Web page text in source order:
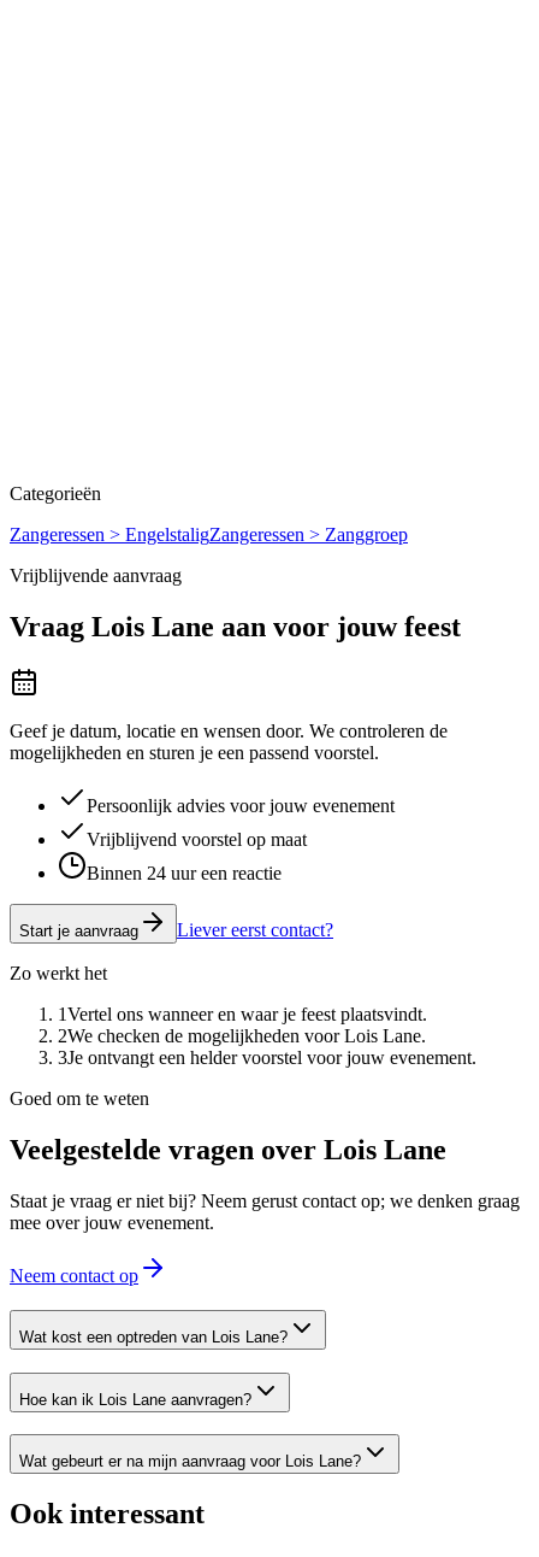
Categorieën
Zangeressen > EngelstaligZangeressen > Zanggroep
Vrijblijvende aanvraag
Vraag Lois Lane aan voor jouw feest
Geef je datum, locatie en wensen door. We controleren de
mogelijkheden en sturen je een passend voorstel.
Persoonlijk advies voor jouw evenement
Vrijblijvend voorstel op maat
Binnen 24 uur een reactie
Start je aanvraag Liever eerst contact?
Zo werkt het
1Vertel ons wanneer en waar je feest plaatsvindt.
2We checken de mogelijkheden voor Lois Lane.
3Je ontvangt een helder voorstel voor jouw evenement.
Goed om te weten
Veelgestelde vragen over Lois Lane
Staat je vraag er niet bij? Neem gerust contact op; we denken graag
mee over jouw evenement.
Neem contact op
Wat kost een optreden van Lois Lane?
Hoe kan ik Lois Lane aanvragen?
Wat gebeurt er na mijn aanvraag voor Lois Lane?
Ook interessant